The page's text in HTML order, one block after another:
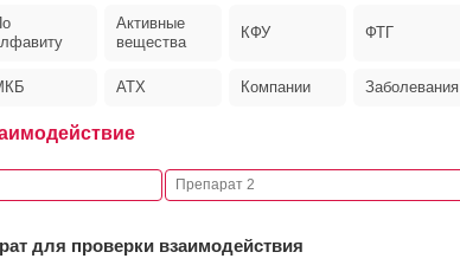
Активные
вещества
КФУ ФТГ
АТХ Компании Заболевания
для проверки взаимодействия